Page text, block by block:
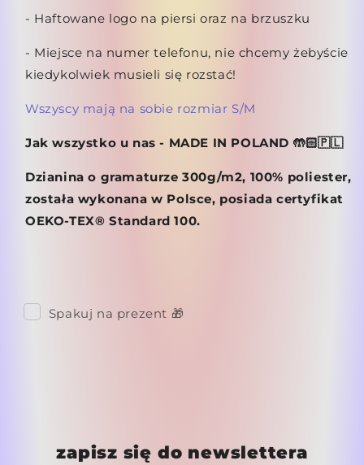
- Haftowane logo na piersi oraz na brzuszku
- Miejsce na numer telefonu, nie chcemy żebyście
kiedykolwiek musieli się rozstać!
Wszyscy mają na sobie rozmiar S/M
Jak wszystko u nas - MADE IN POLAND 🤲🏻🇵🇱
Dzianina o gramaturze 300g/m2, 100% poliester,
została wykonana w Polsce, posiada certyfikat
OEKO-TEX® Standard 100.
Spakuj na prezent 🎁
zapisz się do newslettera